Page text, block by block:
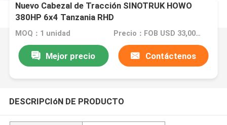
Nuevo Cabezal de Tracción SINOTRUK HOWO
380HP 6x4 Tanzania RHD
MOQ：1 unidad Precio：FOB USD 33,000 - 36,000 PER UNIT
Mejor precio Contáctenos
DESCRIPCIóN DE PRODUCTO